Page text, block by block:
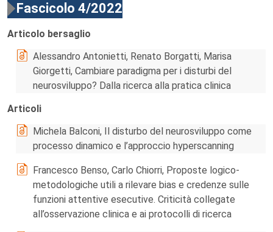
Fascicolo 4/2022
Articolo bersaglio
Alessandro Antonietti, Renato Borgatti, Marisa
Giorgetti, Cambiare paradigma per i disturbi del
neurosviluppo? Dalla ricerca alla pratica clinica
Articoli
Michela Balconi, Il disturbo del neurosviluppo come
processo dinamico e l’approccio hyperscanning
Francesco Benso, Carlo Chiorri, Proposte logico-
metodologiche utili a rilevare bias e credenze sulle
funzioni attentive esecutive. Criticità collegate
all’osservazione clinica e ai protocolli di ricerca